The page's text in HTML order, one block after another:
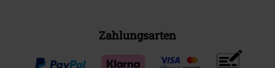
Zahlungsarten